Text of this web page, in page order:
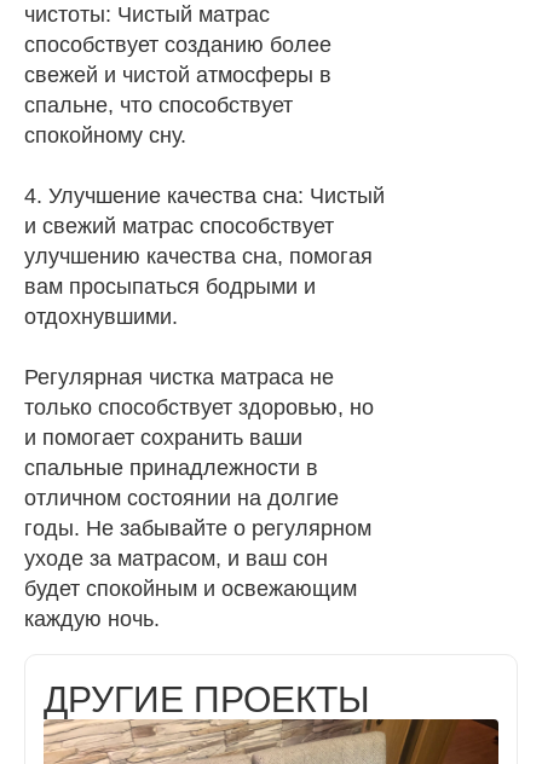
чистоты: Чистый матрас
способствует созданию более
свежей и чистой атмосферы в
спальне, что способствует
спокойному сну.
4. Улучшение качества сна: Чистый
и свежий матрас способствует
улучшению качества сна, помогая
вам просыпаться бодрыми и
отдохнувшими.
Регулярная чистка матраса не
только способствует здоровью, но
и помогает сохранить ваши
спальные принадлежности в
отличном состоянии на долгие
годы. Не забывайте о регулярном
уходе за матрасом, и ваш сон
будет спокойным и освежающим
каждую ночь.
ДРУГИЕ ПРОЕКТЫ